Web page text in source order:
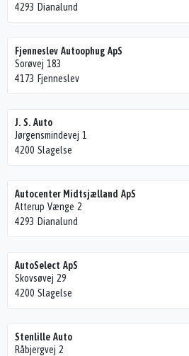
4293 Dianalund
Fjenneslev Autoophug ApS
Sorøvej 183
4173 Fjenneslev
J. S. Auto
Jørgensmindevej 1
4200 Slagelse
Autocenter Midtsjælland ApS
Atterup Vænge 2
4293 Dianalund
AutoSelect ApS
Skovsøvej 29
4200 Slagelse
Stenlille Auto
Råbjergvej 2